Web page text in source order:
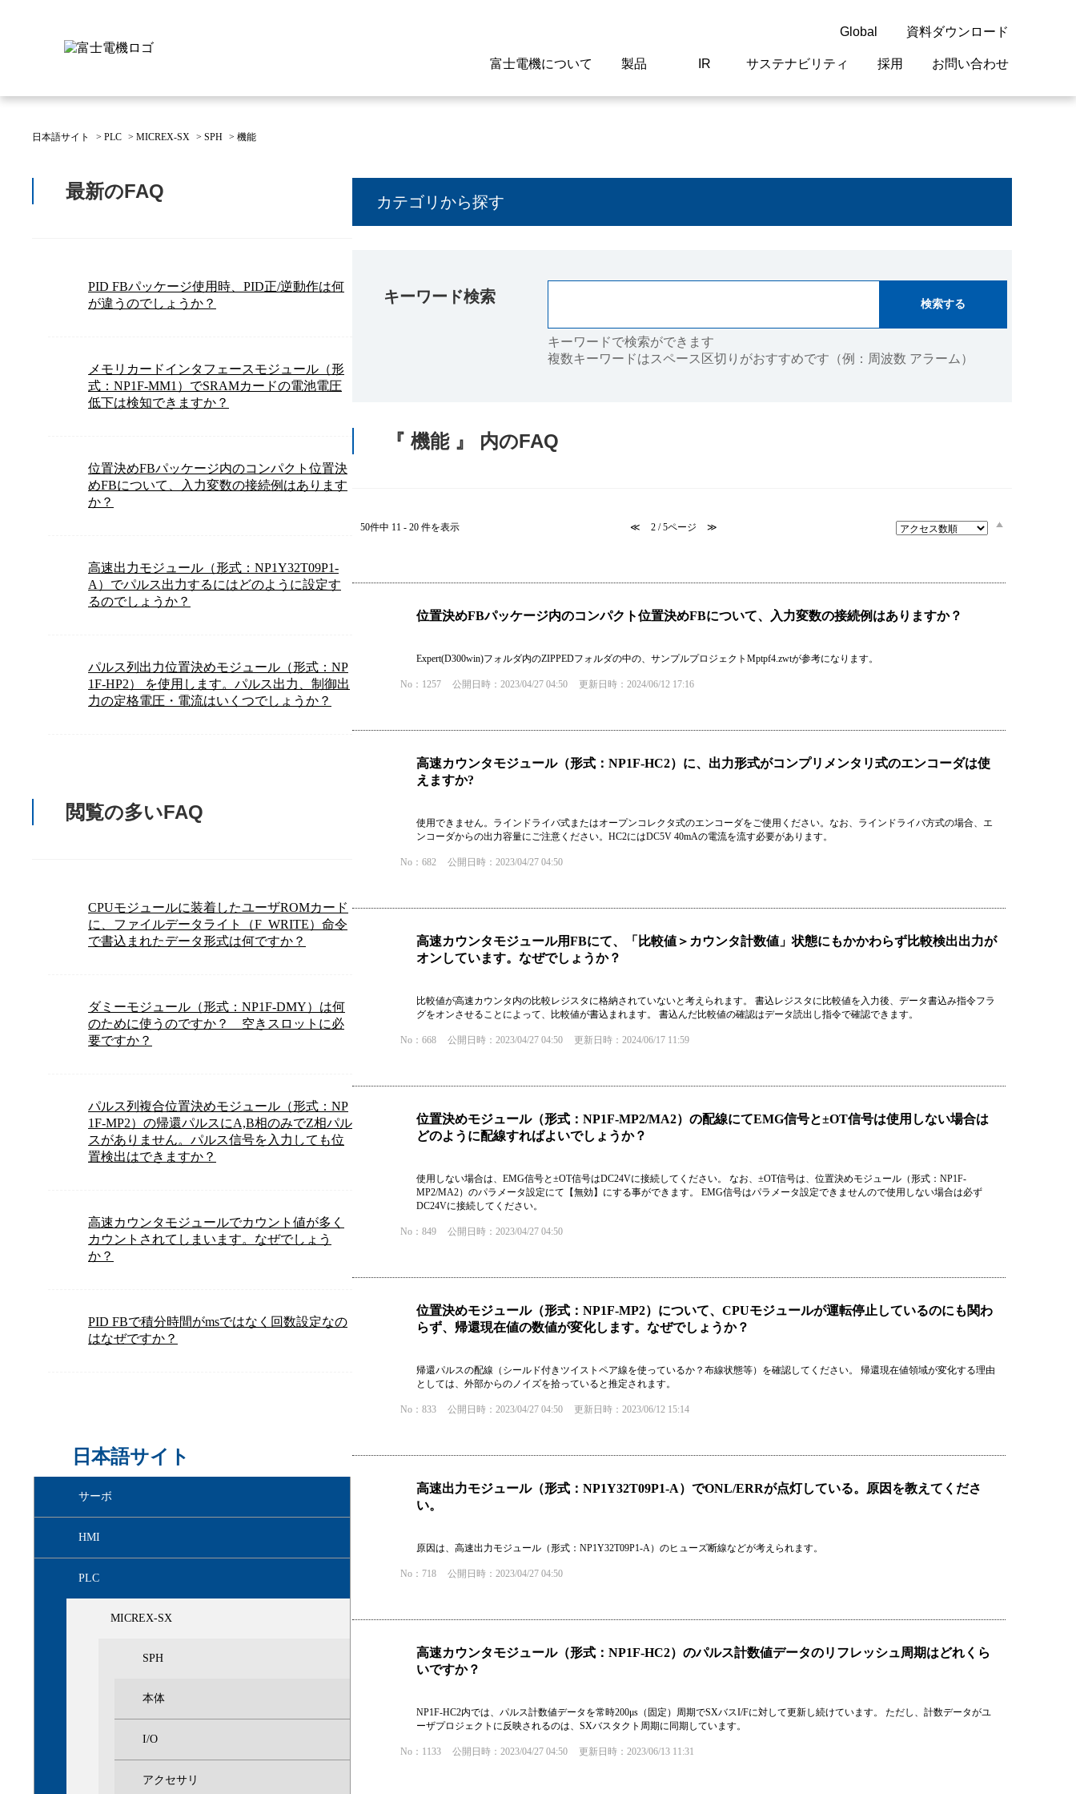
Global
閉じる
資料ダウンロード
富士電機について
経営の考え方 事業紹介
企業活動
製品
特高高圧 受配電設備 電源機器
監視制御システム
保守・保全
セミナー・研修情報
IR
財務・業績 株式・債券情報
サステナビリティ
環境 社会
採用
高卒採用情報 キャリア採用情報
お問い合わせ
企業情報について 当ウェブサイトについて
日本語サイト > PLC > MICREX-SX > SPH > 機能
最新のFAQ
PID FBパッケージ使用時、PID正/逆動作は何
が違うのでしょうか？
メモリカードインタフェースモジュール（形
式：NP1F-MM1）でSRAMカードの電池電圧
低下は検知できますか？
位置決めFBパッケージ内のコンパクト位置決
めFBについて、入力変数の接続例はあります
か？
高速出力モジュール（形式：NP1Y32T09P1-
A）でパルス出力するにはどのように設定す
るのでしょうか？
パルス列出力位置決めモジュール（形式：NP
1F-HP2） を使用します。パルス出力、制御出
力の定格電圧・電流はいくつでしょうか？
閲覧の多いFAQ
CPUモジュールに装着したユーザROMカード
に、ファイルデータライト（F_WRITE）命令
で書込まれたデータ形式は何ですか？
ダミーモジュール（形式：NP1F-DMY）は何
のために使うのですか？ 空きスロットに必
要ですか？
パルス列複合位置決めモジュール（形式：NP
1F-MP2）の帰還パルスにA,B相のみでZ相パル
スがありません。パルス信号を入力しても位
置検出はできますか？
高速カウンタモジュールでカウント値が多く
カウントされてしまいます。なぜでしょう
か？
PID FBで積分時間がmsではなく回数設定なの
はなぜですか？
日本語サイト
サーボ
HMI
PLC
MICREX-SX
SPH
本体
I/O
アクセサリ
カテゴリから探す
キーワード検索
キーワードで検索ができます
複数キーワードはスペース区切りがおすすめです（例：周波数 アラーム）
『 機能 』 内のFAQ
50件中 11 - 20 件を表示 ≪ 2 / 5ページ ≫
位置決めFBパッケージ内のコンパクト位置決めFBについて、入力変数の接続例はありますか？
Expert(D300win)フォルダ内のZIPPEDフォルダの中の、サンプルプロジェクトMptpf4.zwtが参考になります。
No：1257 公開日時：2023/04/27 04:50 更新日時：2024/06/12 17:16
高速カウンタモジュール（形式：NP1F-HC2）に、出力形式がコンプリメンタリ式のエンコーダは使
えますか?
使用できません。ラインドライバ式またはオープンコレクタ式のエンコーダをご使用ください。なお、ラインドライバ方式の場合、エ
ンコーダからの出力容量にご注意ください。HC2にはDC5V 40mAの電流を流す必要があります。
No：682 公開日時：2023/04/27 04:50
高速カウンタモジュール用FBにて、「比較値＞カウンタ計数値」状態にもかかわらず比較検出出力が
オンしています。なぜでしょうか？
比較値が高速カウンタ内の比較レジスタに格納されていないと考えられます。 書込レジスタに比較値を入力後、データ書込み指令フラ
グをオンさせることによって、比較値が書込まれます。 書込んだ比較値の確認はデータ読出し指令で確認できます。
No：668 公開日時：2023/04/27 04:50 更新日時：2024/06/17 11:59
位置決めモジュール（形式：NP1F-MP2/MA2）の配線にてEMG信号と±OT信号は使用しない場合は
どのように配線すればよいでしょうか？
使用しない場合は、EMG信号と±OT信号はDC24Vに接続してください。 なお、±OT信号は、位置決めモジュール（形式：NP1F-
MP2/MA2）のパラメータ設定にて【無効】にする事ができます。 EMG信号はパラメータ設定できませんので使用しない場合は必ず
DC24Vに接続してください。
No：849 公開日時：2023/04/27 04:50
位置決めモジュール（形式：NP1F-MP2）について、CPUモジュールが運転停止しているのにも関わ
らず、帰還現在値の数値が変化します。なぜでしょうか？
帰還パルスの配線（シールド付きツイストペア線を使っているか？布線状態等）を確認してください。 帰還現在値領域が変化する理由
としては、外部からのノイズを拾っていると推定されます。
No：833 公開日時：2023/04/27 04:50 更新日時：2023/06/12 15:14
高速出力モジュール（形式：NP1Y32T09P1-A）でONL/ERRが点灯している。原因を教えてくださ
い。
原因は、高速出力モジュール（形式：NP1Y32T09P1-A）のヒューズ断線などが考えられます。
No：718 公開日時：2023/04/27 04:50
高速カウンタモジュール（形式：NP1F-HC2）のパルス計数値データのリフレッシュ周期はどれくら
いですか？
NP1F-HC2内では、パルス計数値データを常時200μs（固定）周期でSXバスI/Fに対して更新し続けています。 ただし、計数データがユ
ーザプロジェクトに反映されるのは、SXバスタクト周期に同期しています。
No：1133 公開日時：2023/04/27 04:50 更新日時：2023/06/13 11:31